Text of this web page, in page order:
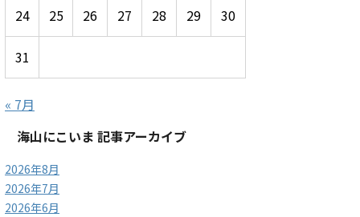
24 25 26 27 28 29 30
31
« 7月
海山にこいま 記事アーカイブ
2026年8月
2026年7月
2026年6月